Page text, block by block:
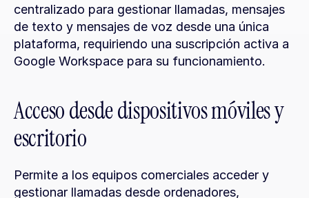
centralizado para gestionar llamadas, mensajes
de texto y mensajes de voz desde una única
plataforma, requiriendo una suscripción activa a
Google Workspace para su funcionamiento.
Acceso desde dispositivos móviles y
escritorio
Permite a los equipos comerciales acceder y
gestionar llamadas desde ordenadores,